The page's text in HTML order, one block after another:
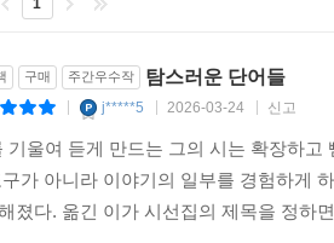
릴리, 「사랑」, 『나는 긴장을 기르는
스의 『카르페 디엠』 등 고대부터 현
고전 중의 고전들, 『황무지』에서 페
1
구매 주간우수작 탐스러운 단어들
j*****5 2026-03-24 신고
기울여 듣게 만드는 그의 시는 확장하
가 아니라 이야기의 일부를 경험하게
졌다. 옮긴 이가 시선집의 제목을 정하